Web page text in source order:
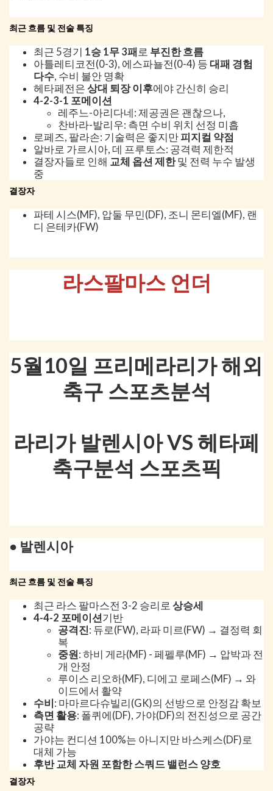
최근 흐름 및 전술 특징
최근 5경기 1승 1무 3패 로 부진한 흐름
아틀레티코전(0-3), 에스파뇰전(0-4) 등 대패 경험
다수, 수비 불안 명확
헤타페전은 상대 퇴장 이후에야 간신히 승리
4-2-3-1 포메이션
레주느-아리다네: 제공권은 괜찮으나,
찬바라-발리우: 측면 수비 위치 선정 미흡
로페즈, 팔라손: 기술력은 좋지만 피지컬 약점
알바로 가르시아, 데 프루토스: 공격력 제한적
결장자들로 인해 교체 옵션 제한및 전력 누수 발생
중
결장자
파테 시스(MF), 압둘 무민(DF), 조니 몬티엘(MF), 랜
디 은테카(FW)
라스팔마스 언더
5월10일 프리메라리가 해외
축구 스포츠분석
라리가 발렌시아 VS 헤타페
축구분석 스포츠픽
● 발렌시아
최근 흐름 및 전술 특징
최근 라스 팔마스전 3-2 승리로 상승세
4-4-2 포메이션기반
공격진: 듀로(FW), 라파 미르(FW) → 결정력 회
복
중원: 하비 게라(MF) - 페펠루(MF) → 압박과 전
개 안정
루이스 리오하(MF), 디에고 로페스(MF) → 와
이드에서 활약
수비: 마마르다슈빌리(GK)의 선방으로 안정감 확보
측면 활용: 폴퀴에(DF), 가야(DF)의 전진성으로 공간
공략
가야는 컨디션 100%는 아니지만 바스케스(DF)로
대체 가능
후반 교체 자원 포함한 스쿼드 밸런스 양호
결장자